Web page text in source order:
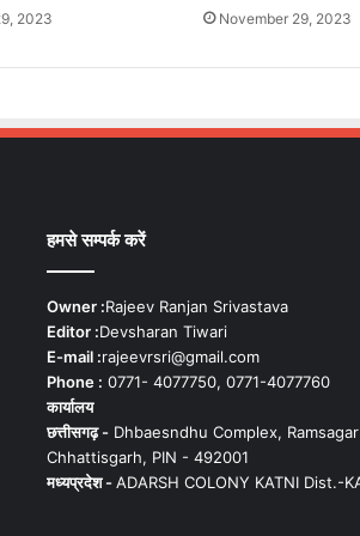
2023 November 29, 2023
हमसे सम्पर्क करें
Owner :Rajeev Ranjan Srivastava
Editor :Devsharan Tiwari
E-mail :rajeevrsri@gmail.com
Phone : 0771- 4077750, 0771-4077760
कार्यालय
छत्तीसगढ़ -Dhbaesndhu Complex, Ramsagar
Chhattisgarh, PIN - 492001
मध्यप्रदेश -ADARSH COLONY KATNI Dist.-